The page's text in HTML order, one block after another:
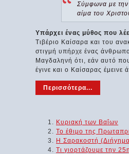
Σύμφωνα με
αίμα του
Υπάρχει ένας μύθος που
Τιβέριο Καίσαρα και του
στιγμή υπήρχε ένας
Μαγδαληνή ότι, εάν αυτό
έγινε και ο Καίσαρας έμεινε
Περισσότερα...
Κυριακή των Βαΐων
Το έθιμο της
Η Σαρακοστή
Τι γιορτάζουμε την